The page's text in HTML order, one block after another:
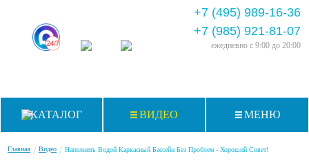
+7 (495) 989-16-36
+7 (985) 921-81-07
ежедневно с 9:00 до 20:00
КАТАЛОГ ВИДЕО МЕНЮ
Главная / Видео / Наполнить Водой Каркасный Бассейн Без Проблем - Хороший Совет!